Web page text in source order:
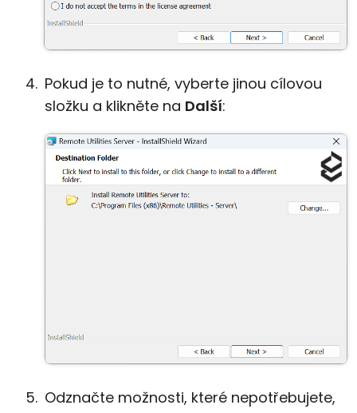
Pokud je to nutné, vyberte jinou cílovou
složku a klikněte na Další:
Odznačte možnosti, které nepotřebujete,